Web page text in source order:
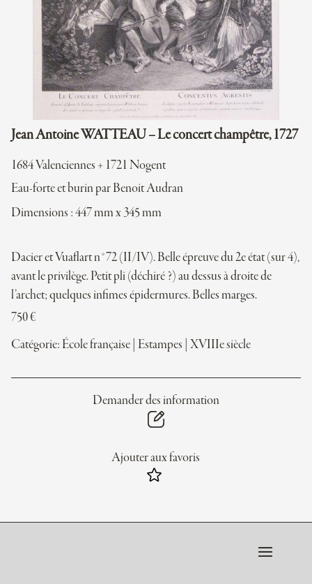
Jean Antoine WATTEAU – Le concert champêtre, 1727
1684 Valenciennes + 1721 Nogent
Eau-forte et burin par Benoit Audran
Dimensions : 447 mm x 345 mm
Dacier et Vuaflart n°72 (II/IV). Belle épreuve du 2e état (sur 4),
avant le privilège. Petit pli (déchiré ?) au dessus à droite de
l’archet; quelques infimes épidermures. Belles marges.
750€
Catégorie: École française Estampes XVIIIe siècle
Demander des information
Ajouter aux favoris